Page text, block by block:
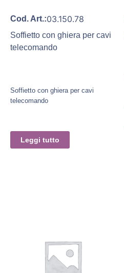
Cod. Art.:03.150.78
Soffietto con ghiera per cavi
telecomando
Soffietto con ghiera per cavi
telecomando
Leggi tutto